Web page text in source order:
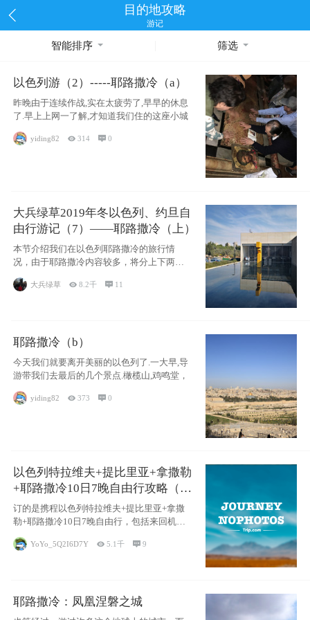
目的地攻略
游记
智能排序 筛选
以色列游（2）-----耶路撒冷（a）
昨晚由于连续作战,实在太疲劳了,早早的休息
了.早上上网一了解,才知道我们住的这座小城
yiding82  314 0
大兵绿草2019年冬以色列、约旦自
由行游记（7）——耶路撒冷（上）
本节介绍我们在以色列耶路撒冷的旅行情
况，由于耶路撒冷内容较多，将分上下两节
大兵绿草 8.2千  11
耶路撒冷（b）
今天我们就要离开美丽的以色列了.一大早,导
游带我们去最后的几个景点.橄榄山,鸡鸣堂，
yiding82 373 0
以色列特拉维夫+提比里亚+拿撒勒
+耶路撒冷10日7晚自由行攻略（交
通和住宿为主）
订的是携程以色列特拉维夫+提比里亚+拿撒
勒+耶路撒冷10日7晚自由行，包括来回机票
YoYo_5Q2I6D7Y  5.1千 9
耶路撒冷：凤凰涅磐之城